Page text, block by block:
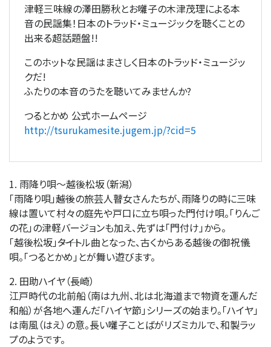
津軽三味線の澤田勝秋とお囃子の木津茂理による本
音の民謡集！日本のトラッド・ミュージックを聴くことの
出来る超話題盤!!
このホットな民謡はまさしく日本のトラッド・ミュージッ
クだ!
ふたりの本音のうたを聴いてみませんか?
つるとかめ 公式ホームページ
http://tsurukamesite.jugem.jp/?cid=5
1. 雨降り唄～越後松坂（新潟）
「雨降り唄」――越後の旅芸人瞽女さんたちが、雨降りの時に三味
線は置いて村々の庭先や戸口に立ち唄った門付け唄。「りんご
の花」の津軽バージョンも加え、先ずは「門付け」から。
「越後松坂」――タイトル曲となった、古くからある越後の御祝儀
唄。「つるとかめ」とが舞い遊びます。
2. 田助ハイヤ（長崎）
江戸時代の北前船（南は九州、北は北海道まで物資を運んだ
和船）が各地へ運んだ「ハイヤ節」シリーズの始まり。「ハイヤ」
は南風（はえ）の意。長い囃子ことばがリズミカルで、和製ラッ
プのようです。